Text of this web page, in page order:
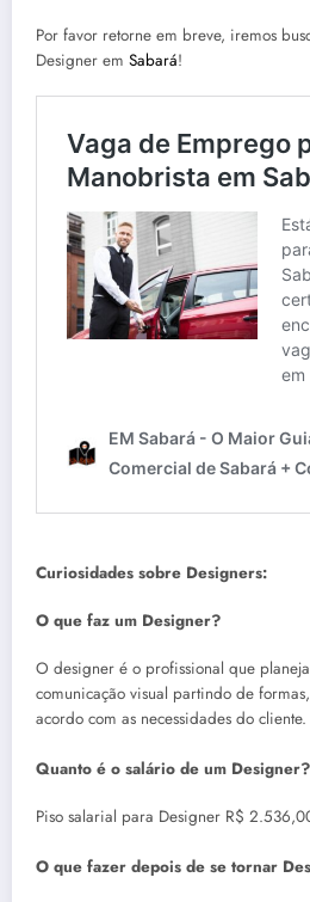
Por favor retorne em breve, iremos
Designer em Sabará!
Curiosidades sobre Designers:
O que faz um Designer?
O designer é o profissional que
comunicação visual partindo de
acordo com as necessidades do cliente.
Quanto é o salário de um Designer?
Piso salarial para Designer R$
O que fazer depois de se tornar